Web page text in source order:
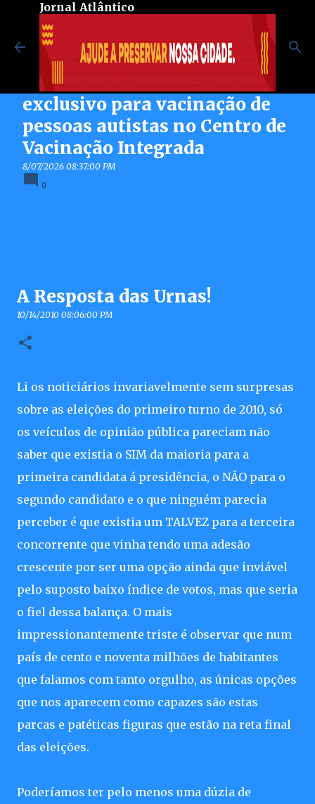
Pular para o conteúdo principal
Jornal Atlântico
Maricá inaugura espaço
exclusivo para vacinação de
pessoas autistas no Centro de
Vacinação Integrada
8/07/2026 08:37:00 PM
0
A Resposta das Urnas!
10/14/2010 08:06:00 PM
Li os noticiários invariavelmente sem surpresas
sobre as eleições do primeiro turno de 2010, só
os veículos de opinião pública pareciam não
saber que existia o SIM da maioria para a
primeira candidata á presidência, o NÃO para o
segundo candidato e o que ninguém parecia
perceber é que existia um TALVEZ para a terceira
concorrente que vinha tendo uma adesão
crescente por ser uma opção ainda que inviável
pelo suposto baixo índice de votos, mas que seria
o fiel dessa balança. O mais
impressionantemente triste é observar que num
país de cento e noventa milhões de habitantes
que falamos com tanto orgulho, as únicas opções
que nos aparecem como capazes são estas
parcas e patéticas figuras que estão na reta final
das eleições.
Poderíamos ter pelo menos uma dúzia de